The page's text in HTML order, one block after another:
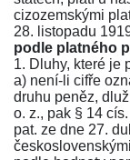
cizozemskými
28. listopadu
podle platného
1. Dluhy, které je
a) není-li cifře
druhu peněz,
o. z., pak § 14
pat. ze dne 27.